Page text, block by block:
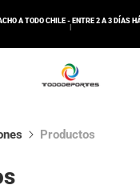
A TODO CHILE - ENTRE 2 A 3 DÍAS
Productos